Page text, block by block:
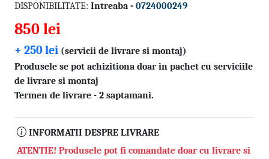
DISPONIBILITATE: Intreaba - 0724000249
850 lei
+ 250 lei (servicii de livrare si montaj)
Produsele se pot achizitiona doar in pachet cu serviciile
de livrare si montaj
Termen de livrare - 2 saptamani.
INFORMATII DESPRE LIVRARE
ATENTIE! Produsele pot fi comandate doar cu livrare si